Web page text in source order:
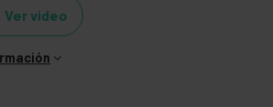
Ver video